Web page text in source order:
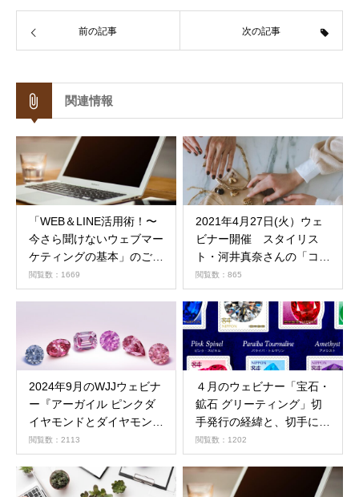
前の記事 次の記事
関連情報
「WEB＆LINE活用術！〜
今さら聞けないウェブマー
ケティングの基本」のご案
内
閲覧数：1669
2021年4月27日(火）ウェ
ビナー開催 スタイリス
ト・河井真奈さんの「コロ
ナ禍で魅力を発揮するジュ
エリー」
閲覧数：865
2024年9月のWJJウェビナ
ー『アーガイル ピンクダ
イヤモンドとダイヤモンド
産業の現状』
閲覧数：2113
４月のウェビナー「宝石・
鉱石 グリーティング」切
手発行の経緯と、切手に選
ばれたマンダリン・ガーネ
ット
閲覧数：1202